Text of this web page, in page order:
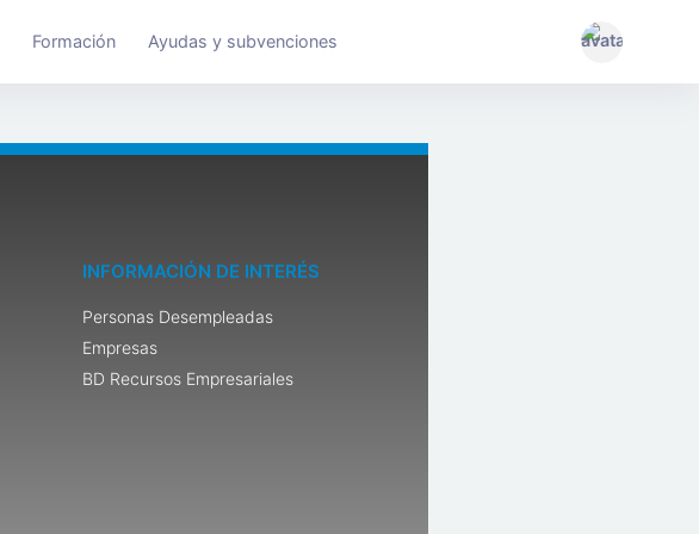
Formación Ayudas y subvenciones
INFORMACIÓN DE INTERÉS
Personas Desempleadas
Empresas
BD Recursos Empresariales